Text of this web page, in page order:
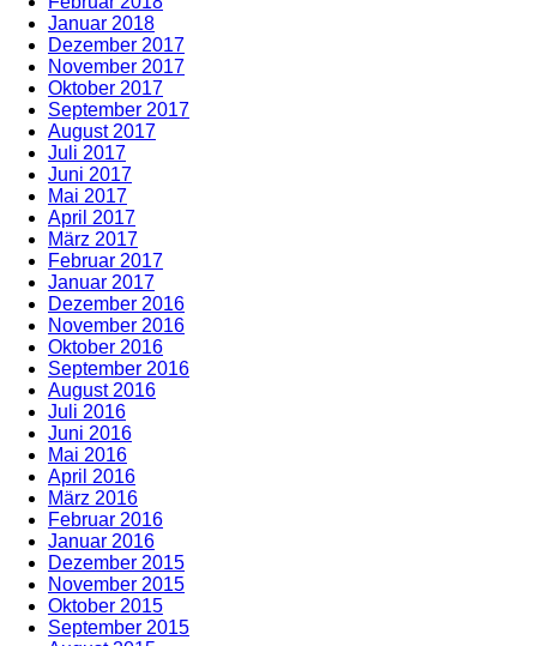
Januar 2018
Dezember 2017
November 2017
Oktober 2017
September 2017
August 2017
Juli 2017
Juni 2017
Mai 2017
April 2017
März 2017
Februar 2017
Januar 2017
Dezember 2016
November 2016
Oktober 2016
September 2016
August 2016
Juli 2016
Juni 2016
Mai 2016
April 2016
März 2016
Februar 2016
Januar 2016
Dezember 2015
November 2015
Oktober 2015
September 2015